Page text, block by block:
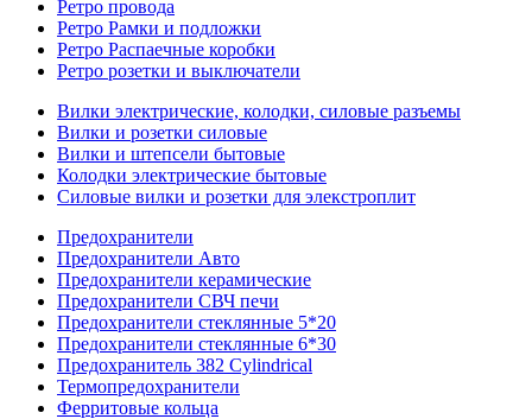
Ретро провода
Ретро Рамки и подложки
Ретро Распаечные коробки
Ретро розетки и выключатели
Вилки электрические, колодки, силовые разъемы
Вилки и розетки силовые
Вилки и штепсели бытовые
Колодки электрические бытовые
Силовые вилки и розетки для элекстроплит
Предохранители
Предохранители Авто
Предохранители керамические
Предохранители СВЧ печи
Предохранители стеклянные 5*20
Предохранители стеклянные 6*30
Предохранитель 382 Cylindrical
Термопредохранители
Ферритовые кольца